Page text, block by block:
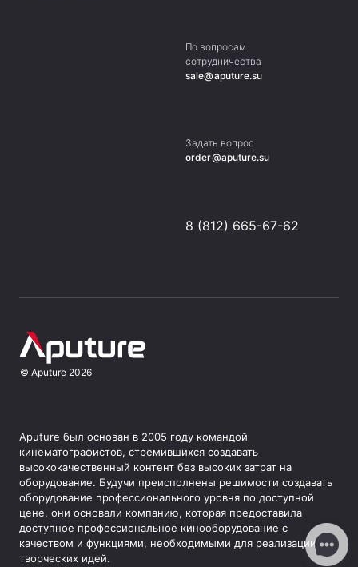
По вопросам
сотрудничества
sale@aputure.su
Задать вопрос
order@aputure.su
8 (812) 665-67-62
© Aputure 2026
Aputure был основан в 2005 году командой
кинематографистов, стремившихся создавать
высококачественный контент без высоких затрат на
оборудование. Будучи преисполнены решимости создавать
оборудование профессионального уровня по доступной
цене, они основали компанию, которая предоставила
доступное профессиональное кинооборудование с
качеством и функциями, необходимыми для реализации
творческих идей.